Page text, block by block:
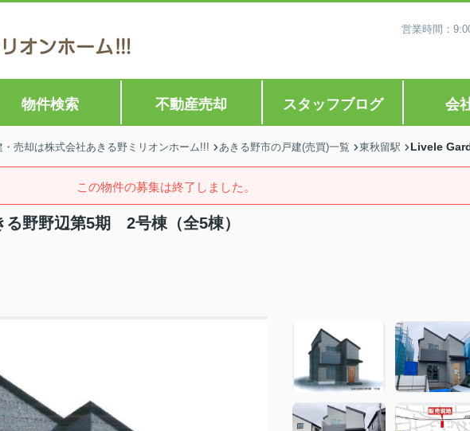
営業時間：
物件検索 不動産売却 スタッフブログ 会
売却は株式会社あきる野ミリオンホーム!!! あきる野市の戸建(売買)一覧 東秋留駅 Livele
この物件の募集は終了しました。
野野辺第5期 2号棟（全5棟）